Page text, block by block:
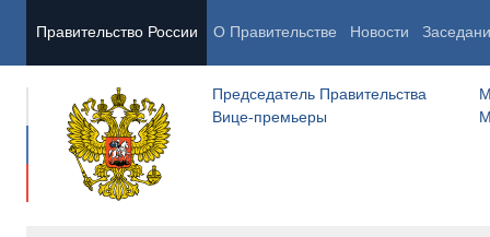
Правительство России О Правительстве Новости
Председатель Правительства
Вице-премьеры